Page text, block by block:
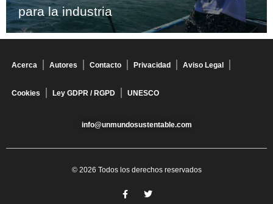
para la industria
Acerca Autores Contacto Privacidad Aviso Legal
Cookies Ley GDPR / RGPD UNESCO
info@unmundosustentable.com
© 2026 Todos los derechos reservados